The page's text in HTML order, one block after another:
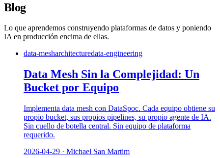
Blog
Lo que aprendemos construyendo plataformas de datos y poniendo
IA en producción encima de ellas.
data-mesharchitecturedata-engineering
Data Mesh Sin la Complejidad: Un
Bucket por Equipo
Implementa data mesh con DataSpoc. Cada equipo obtiene su
propio bucket, sus propios pipelines, su propio agente de IA.
Sin cuello de botella central. Sin equipo de plataforma
requerido.
2026-04-29 · Michael San Martim